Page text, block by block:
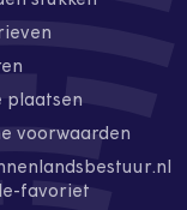
plaatsen
voorwaarden
favoriet